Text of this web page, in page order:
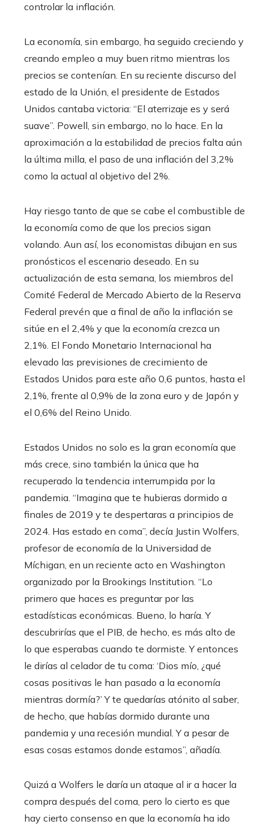
controlar la inflación.
La economía, sin embargo, ha seguido creciendo y
creando empleo a muy buen ritmo mientras los
precios se contenían. En su reciente discurso del
estado de la Unión, el presidente de Estados
Unidos cantaba victoria: “El aterrizaje es y será
suave”. Powell, sin embargo, no lo hace. En la
aproximación a la estabilidad de precios falta aún
la última milla, el paso de una inflación del 3,2%
como la actual al objetivo del 2%.
Hay riesgo tanto de que se cabe el combustible de
la economía como de que los precios sigan
volando. Aun así, los economistas dibujan en sus
pronósticos el escenario deseado. En su
actualización de esta semana, los miembros del
Comité Federal de Mercado Abierto de la Reserva
Federal prevén que a final de año la inflación se
sitúe en el 2,4% y que la economía crezca un
2,1%. El Fondo Monetario Internacional ha
elevado las previsiones de crecimiento de
Estados Unidos para este año 0,6 puntos, hasta el
2,1%, frente al 0,9% de la zona euro y de Japón y
el 0,6% del Reino Unido.
Estados Unidos no solo es la gran economía que
más crece, sino también la única que ha
recuperado la tendencia interrumpida por la
pandemia. “Imagina que te hubieras dormido a
finales de 2019 y te despertaras a principios de
2024. Has estado en coma”, decía Justin Wolfers,
profesor de economía de la Universidad de
Míchigan, en un reciente acto en Washington
organizado por la Brookings Institution. “Lo
primero que haces es preguntar por las
estadísticas económicas. Bueno, lo haría. Y
descubrirías que el PIB, de hecho, es más alto de
lo que esperabas cuando te dormiste. Y entonces
le dirías al celador de tu coma: ‘Dios mío, ¿qué
cosas positivas le han pasado a la economía
mientras dormía?’ Y te quedarías atónito al saber,
de hecho, que habías dormido durante una
pandemia y una recesión mundial. Y a pesar de
esas cosas estamos donde estamos”, añadía.
Quizá a Wolfers le daría un ataque al ir a hacer la
compra después del coma, pero lo cierto es que
hay cierto consenso en que la economía ha ido